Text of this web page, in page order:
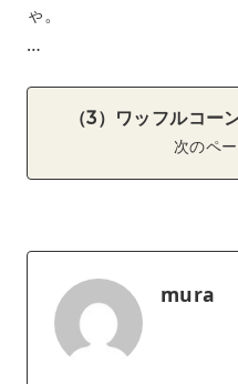
ゃ。
…
（3）ワッフルコー
次のペ
mura